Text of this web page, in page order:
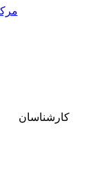
کارشناسان